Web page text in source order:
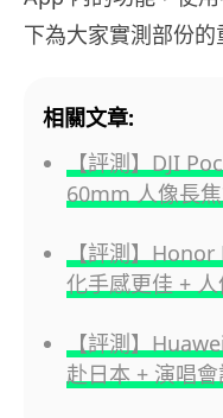
下為大家實測部份的
相關文章:
【評測】DJI
60mm 人像長
【評測】
化手感更佳 +
【評測】
赴日本 + 演唱